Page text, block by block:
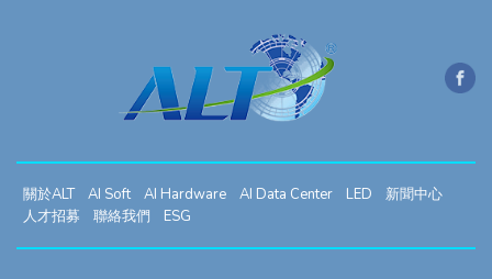
關於ALT AI Soft AI Hardware AI Data Center LED
新聞中心
人才招募
聯絡我們 ESG